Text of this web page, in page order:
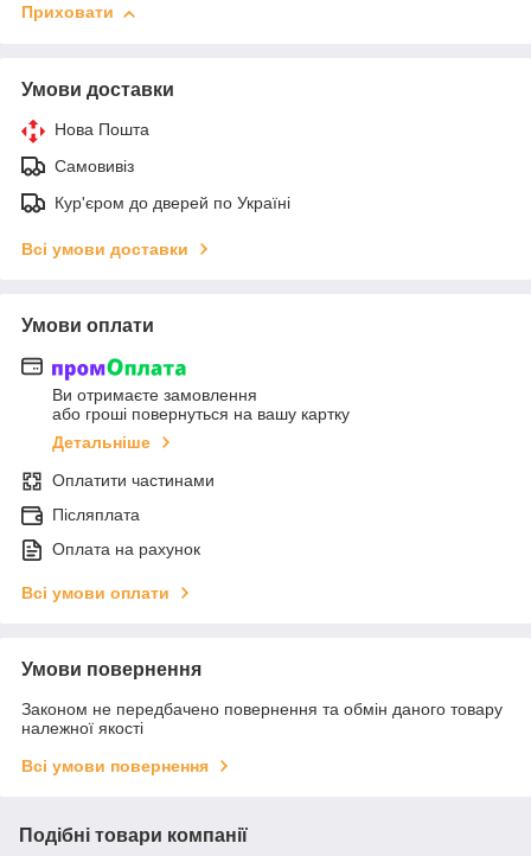
Приховати
Умови доставки
Нова Пошта
Самовивіз
Кур'єром до дверей по Україні
Всі умови доставки
Умови оплати
Ви отримаєте замовлення
або гроші повернуться на вашу картку
Детальніше
Оплатити частинами
Післяплата
Оплата на рахунок
Всі умови оплати
Умови повернення
Законом не передбачено повернення та обмін даного товару
належної якості
Всі умови повернення
Подібні товари компанії